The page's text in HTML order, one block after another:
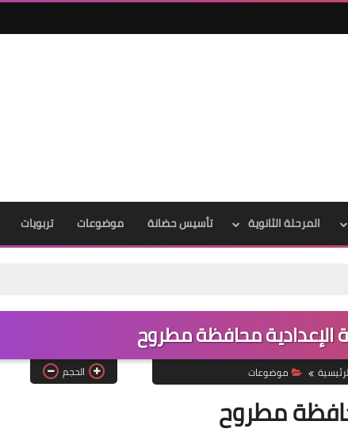
المرحلة الثانوية تأسيس حضانة موضوعات تربويات
الإعدادية محافظة مطروح
موضوعات الحجم
مطروح